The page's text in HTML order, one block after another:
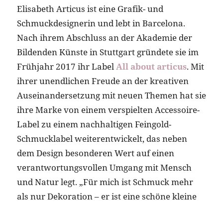
Elisabeth Articus ist eine Grafik- und
Schmuckdesignerin und lebt in Barcelona.
Nach ihrem Abschluss an der Akademie der
Bildenden Künste in Stuttgart gründete sie im
Frühjahr 2017 ihr LabelAll about articus. Mit
ihrer unendlichen Freude an der kreativen
Auseinandersetzung mit neuen Themen hat sie
ihre Marke von einem verspielten Accessoire-
Label zu einem nachhaltigen Feingold-
Schmucklabel weiterentwickelt, das neben
dem Design besonderen Wert auf einen
verantwortungsvollen Umgang mit Mensch
und Natur legt. „Für mich ist Schmuck mehr
als nur Dekoration – er ist eine schöne kleine